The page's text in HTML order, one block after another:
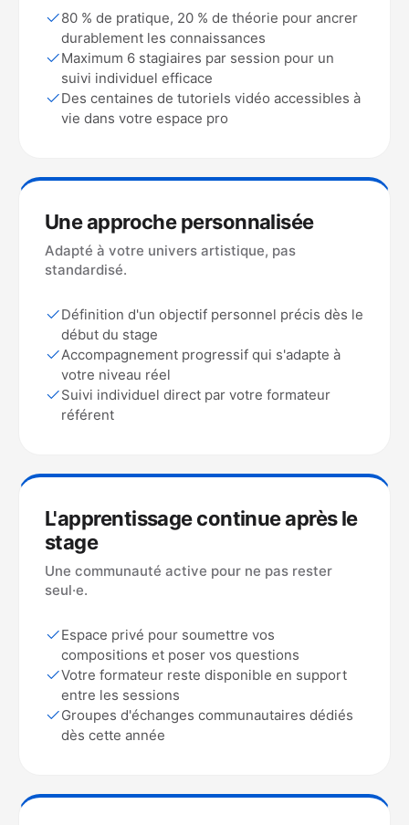
80 % de pratique, 20 % de théorie pour ancrer
durablement les connaissances
Maximum 6 stagiaires par session pour un
suivi individuel efficace
Des centaines de tutoriels vidéo accessibles à
vie dans votre espace pro
Une approche personnalisée
Adapté à votre univers artistique, pas
standardisé.
Définition d'un objectif personnel précis dès le
début du stage
Accompagnement progressif qui s'adapte à
votre niveau réel
Suivi individuel direct par votre formateur
référent
L'apprentissage continue après le
stage
Une communauté active pour ne pas rester
seul·e.
Espace privé pour soumettre vos
compositions et poser vos questions
Votre formateur reste disponible en support
entre les sessions
Groupes d'échanges communautaires dédiés
dès cette année